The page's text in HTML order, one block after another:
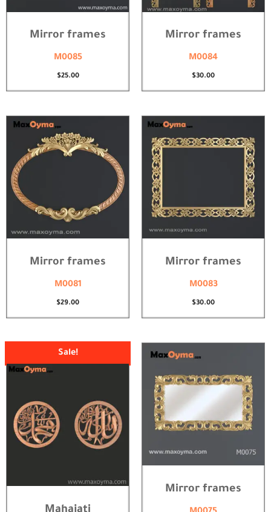
Mirror frames
M0085
$25.00
Mirror frames
M0084
$30.00
Mirror frames
M0081
$29.00
Mirror frames
M0083
$30.00
Sale!
Original
price
Mirror frames